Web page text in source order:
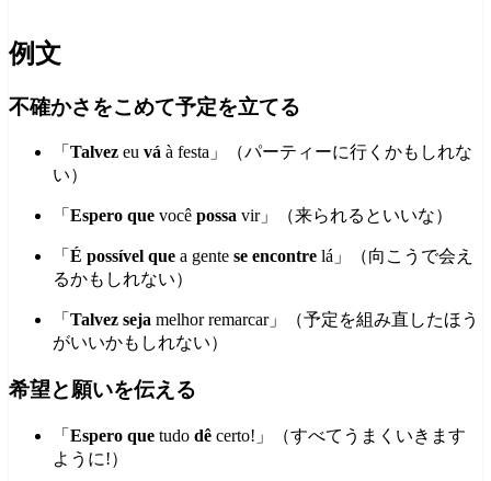
例文
不確かさをこめて予定を立てる
「 Talvez eu vá à festa」（パーティーに行くかもしれな
い）
「 Espero que você possa vir」（来られるといいな）
「 É possível que a gente se encontre lá」（向こうで会え
るかもしれない）
「 Talvez seja melhor remarcar」（予定を組み直したほう
がいいかもしれない）
希望と願いを伝える
「 Espero que tudo dê certo!」（すべてうまくいきます
ように!）